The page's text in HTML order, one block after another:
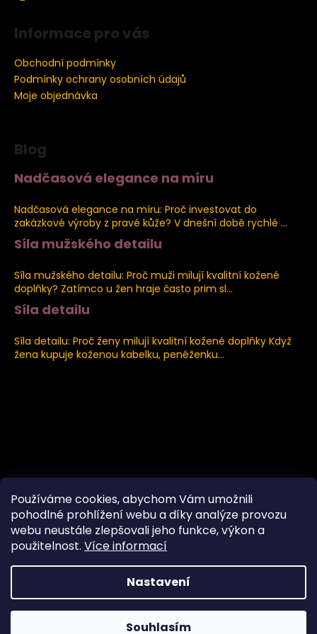
Používáme cookies, abychom Vám umožnili
pohodlné prohlížení webu a díky analýze provozu
webu neustále zlepšovali jeho funkce, výkon a
použitelnost. Více informací
Nastavení
Souhlasím
Informace pro vás
Obchodní podmínky
Podmínky ochrany osobních údajů
Moje objednávka
Blog
Nadčasová elegance na míru
Nadčasová elegance na míru: Proč investovat do
zakázkové výroby z pravé kůže? V dnešní době rychlé ...
Síla mužského detailu
Síla mužského detailu: Proč muži milují kvalitní kožené
doplňky? Zatímco u žen hraje často prim sl...
Síla detailu
Síla detailu: Proč ženy milují kvalitní kožené doplňky Když
žena kupuje koženou kabelku, peněženku...
Copyright 2026Doplňky z pravé kůže - hawran
. Všechna práva vyhrazena.